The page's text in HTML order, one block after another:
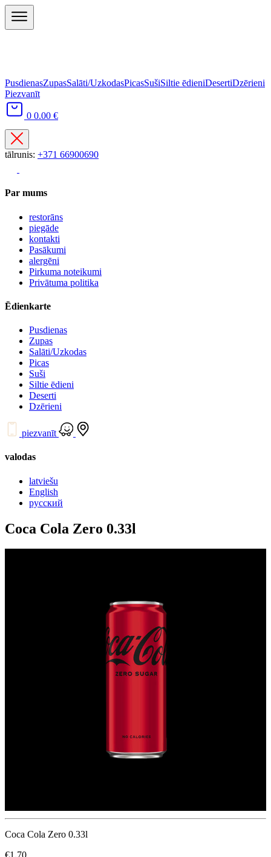
PusdienasZupasSalāti/UzkodasPicasSušiSiltie ēdieniDesertiDzērieni
Piezvanīt
0 0.00 €
tālrunis: +371 66900690
Par mums
restorāns
piegāde
kontakti
Pasākumi
alergēni
Pirkuma noteikumi
Privātuma politika
Ēdienkarte
Pusdienas
Zupas
Salāti/Uzkodas
Picas
Suši
Siltie ēdieni
Deserti
Dzērieni
piezvanīt
valodas
latviešu
English
русский
Coca Cola Zero 0.33l
Coca Cola Zero 0.33l